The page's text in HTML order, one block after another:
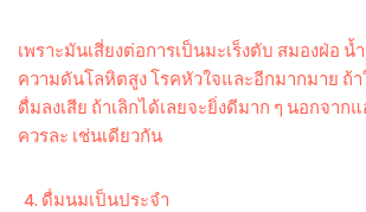
เพราะมันเสี่ยงต่อการเป็นมะเร็งตับ สมองฝ่อ น้
ความดันโลหิตสูง โรคหัวใจและอีกมากมาย ถ้
ดื่มลงเสีย ถ้าเลิกได้เลยจะยิ่งดีมาก ๆ นอกจา
ควรละ เช่นเดียวกัน
ดื่มนมเป็นประจำ